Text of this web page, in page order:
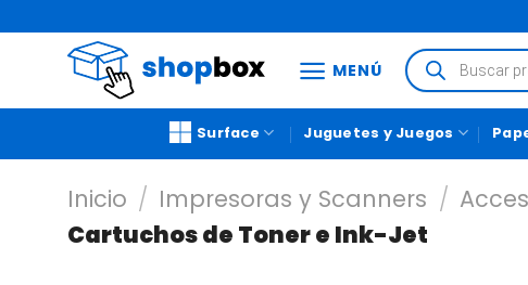
MENÚ
Surface Juguetes y Juegos
Inicio / Impresoras y Scanners /
Cartuchos de Toner e Ink-Jet